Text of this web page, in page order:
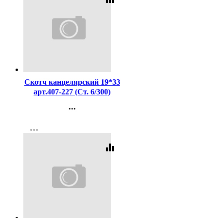
Скотч канцелярский 19*33
арт.407-227 (Ст. 6/300)
...
Регистрация
more_horiz
equalizer